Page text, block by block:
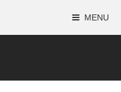
MENU